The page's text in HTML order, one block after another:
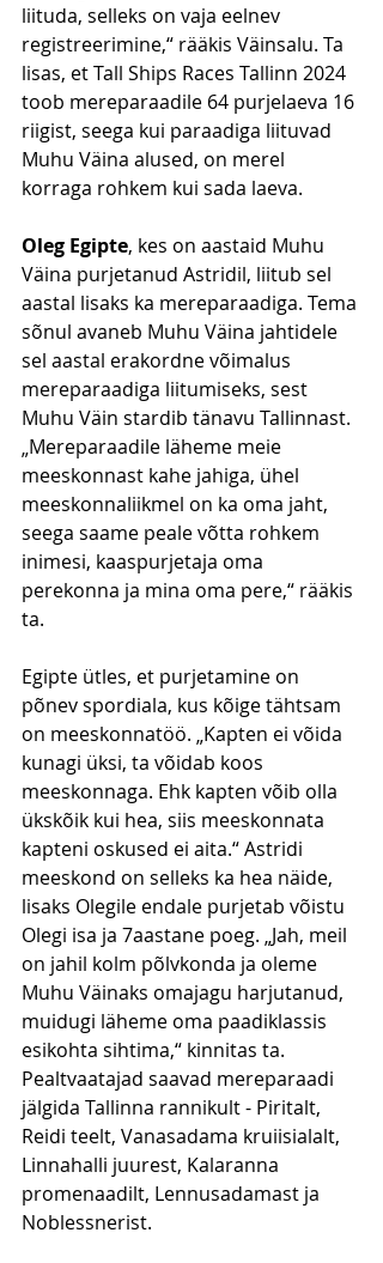
liituda, selleks on vaja eelnev
registreerimine,“ rääkis Väinsalu. Ta
lisas, et Tall Ships Races Tallinn 2024
toob mereparaadile 64 purjelaeva 16
riigist, seega kui paraadiga liituvad
Muhu Väina alused, on merel
korraga rohkem kui sada laeva.
Oleg Egipte, kes on aastaid Muhu
Väina purjetanud Astridil, liitub sel
aastal lisaks ka mereparaadiga. Tema
sõnul avaneb Muhu Väina jahtidele
sel aastal erakordne võimalus
mereparaadiga liitumiseks, sest
Muhu Väin stardib tänavu Tallinnast.
„Mereparaadile läheme meie
meeskonnast kahe jahiga, ühel
meeskonnaliikmel on ka oma jaht,
seega saame peale võtta rohkem
inimesi, kaaspurjetaja oma
perekonna ja mina oma pere,“ rääkis
ta.
Egipte ütles, et purjetamine on
põnev spordiala, kus kõige tähtsam
on meeskonnatöö. „Kapten ei võida
kunagi üksi, ta võidab koos
meeskonnaga. Ehk kapten võib olla
ükskõik kui hea, siis meeskonnata
kapteni oskused ei aita.“ Astridi
meeskond on selleks ka hea näide,
lisaks Olegile endale purjetab võistu
Olegi isa ja 7aastane poeg. „Jah, meil
on jahil kolm põlvkonda ja oleme
Muhu Väinaks omajagu harjutanud,
muidugi läheme oma paadiklassis
esikohta sihtima,“ kinnitas ta.
Pealtvaatajad saavad mereparaadi
jälgida Tallinna rannikult - Piritalt,
Reidi teelt, Vanasadama kruiisialalt,
Linnahalli juurest, Kalaranna
promenaadilt, Lennusadamast ja
Noblessnerist.